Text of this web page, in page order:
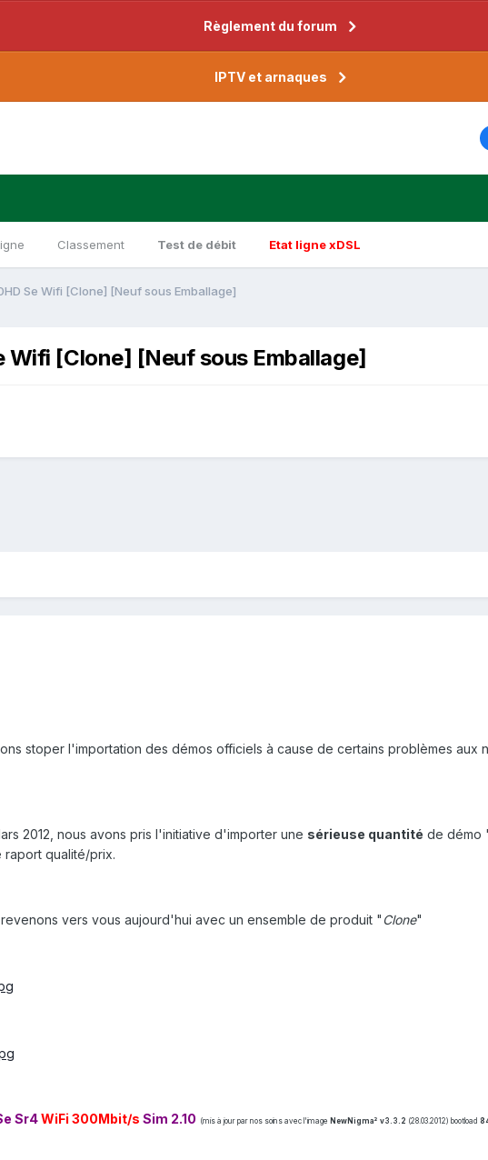
Règlement du forum
IPTV et arnaques
Classement Test de débit Etat ligne xDSL
Se Wifi [Clone] [Neuf sous Emballage]
Wifi [Clone] [Neuf sous Emballage]
stoper l'importation des démos officiels à cause de certains problèmes
2012, nous avons pris l'initiative d'importer une sérieuse quantité de démo
qualité/prix.
vers vous aujourd'hui avec un ensemble de produit " Clone"
Sr4WiFi 300Mbit/s Sim 2.10 (mis à jour par nos soins avec l'image NewNigma² v3.3.2 (28.03.2012) bootload